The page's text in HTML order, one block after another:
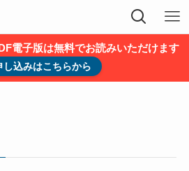
電子版は無料でお読みいただけます
し込みはこちらから